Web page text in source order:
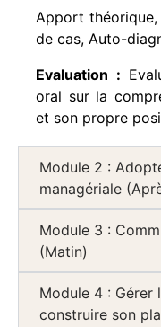
Apport
de cas, Auto-
Evaluation :
oral sur la
et son propre
Module 2 :
managériale
Module 3 :
(Matin)
Module 4 : Gérer
construire son